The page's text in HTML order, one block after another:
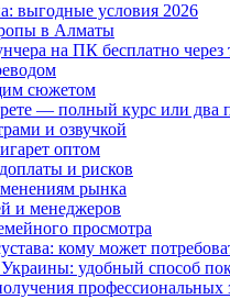
выгодные условия 2026
в Алматы
на ПК бесплатно через
сюжетом
— полный курс или два
и озвучкой
оптом
и рисков
рынка
и менеджеров
просмотра
кому может
удобный способ
профессиональных